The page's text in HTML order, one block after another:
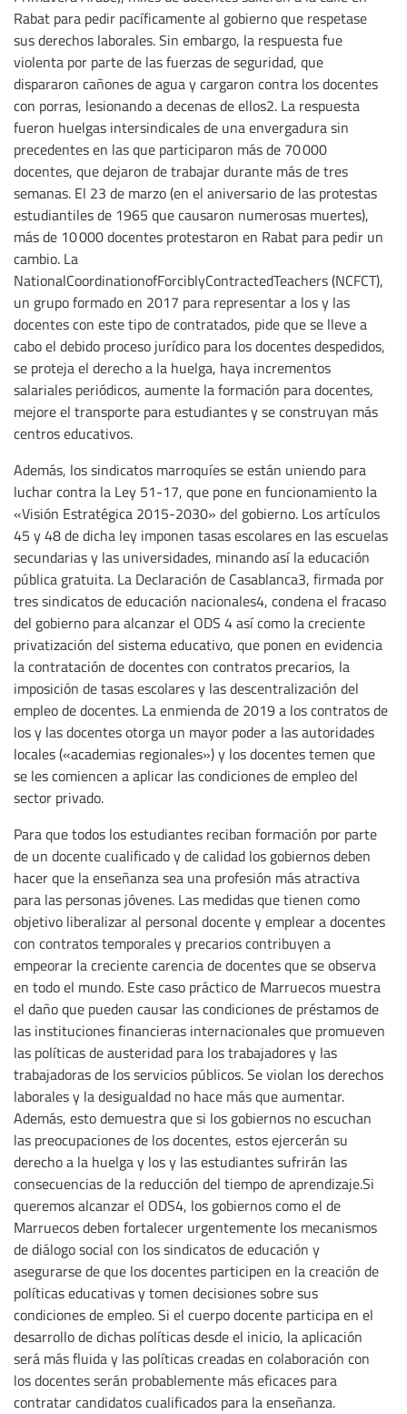
Rabat para pedir pacíficamente al gobierno que respetase
sus derechos laborales. Sin embargo, la respuesta fue
violenta por parte de las fuerzas de seguridad, que
dispararon cañones de agua y cargaron contra los docentes
con porras, lesionando a decenas de ellos2. La respuesta
fueron huelgas intersindicales de una envergadura sin
precedentes en las que participaron más de 70 000
docentes, que dejaron de trabajar durante más de tres
semanas. El 23 de marzo (en el aniversario de las protestas
estudiantiles de 1965 que causaron numerosas muertes),
más de 10 000 docentes protestaron en Rabat para pedir un
cambio. La
NationalCoordinationofForciblyContractedTeachers (NCFCT),
un grupo formado en 2017 para representar a los y las
docentes con este tipo de contratados, pide que se lleve a
cabo el debido proceso jurídico para los docentes despedidos,
se proteja el derecho a la huelga, haya incrementos
salariales periódicos, aumente la formación para docentes,
mejore el transporte para estudiantes y se construyan más
centros educativos.
Además, los sindicatos marroquíes se están uniendo para
luchar contra la Ley 51-17, que pone en funcionamiento la
«Visión Estratégica 2015-2030» del gobierno. Los artículos
45 y 48 de dicha ley imponen tasas escolares en las escuelas
secundarias y las universidades, minando así la educación
pública gratuita. La Declaración de Casablanca3, firmada por
tres sindicatos de educación nacionales4, condena el fracaso
del gobierno para alcanzar el ODS 4 así como la creciente
privatización del sistema educativo, que ponen en evidencia
la contratación de docentes con contratos precarios, la
imposición de tasas escolares y las descentralización del
empleo de docentes. La enmienda de 2019 a los contratos de
los y las docentes otorga un mayor poder a las autoridades
locales («academias regionales») y los docentes temen que
se les comiencen a aplicar las condiciones de empleo del
sector privado.
Para que todos los estudiantes reciban formación por parte
de un docente cualificado y de calidad los gobiernos deben
hacer que la enseñanza sea una profesión más atractiva
para las personas jóvenes. Las medidas que tienen como
objetivo liberalizar al personal docente y emplear a docentes
con contratos temporales y precarios contribuyen a
empeorar la creciente carencia de docentes que se observa
en todo el mundo. Este caso práctico de Marruecos muestra
el daño que pueden causar las condiciones de préstamos de
las instituciones financieras internacionales que promueven
las políticas de austeridad para los trabajadores y las
trabajadoras de los servicios públicos. Se violan los derechos
laborales y la desigualdad no hace más que aumentar.
Además, esto demuestra que si los gobiernos no escuchan
las preocupaciones de los docentes, estos ejercerán su
derecho a la huelga y los y las estudiantes sufrirán las
consecuencias de la reducción del tiempo de aprendizaje.Si
queremos alcanzar el ODS4, los gobiernos como el de
Marruecos deben fortalecer urgentemente los mecanismos
de diálogo social con los sindicatos de educación y
asegurarse de que los docentes participen en la creación de
políticas educativas y tomen decisiones sobre sus
condiciones de empleo. Si el cuerpo docente participa en el
desarrollo de dichas políticas desde el inicio, la aplicación
será más fluida y las políticas creadas en colaboración con
los docentes serán probablemente más eficaces para
contratar candidatos cualificados para la enseñanza.